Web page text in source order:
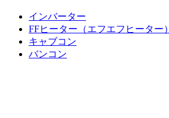
インバーター
FFヒーター（エフエフヒーター）
キャブコン
バンコン